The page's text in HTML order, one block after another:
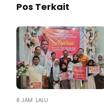
Pos Terkait
8 JAM LALU